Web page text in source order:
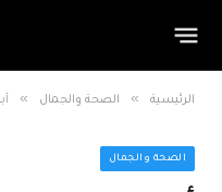
الرئيسية » الصحة والجمال »
الصحة والجمال